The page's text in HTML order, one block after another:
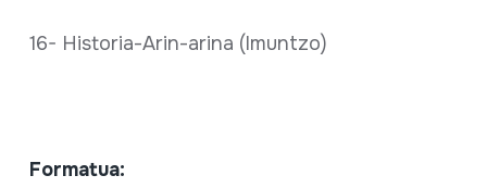
16- Historia-Arin-arina (Imuntzo)
Formatua: